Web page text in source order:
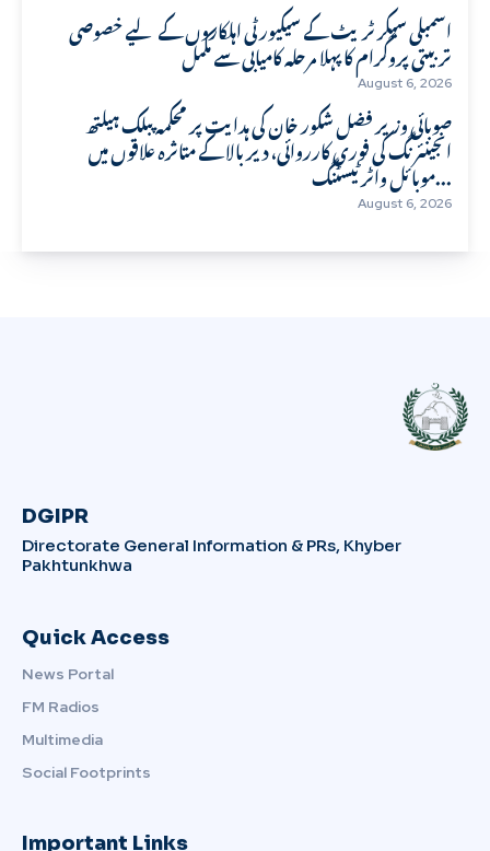
اسمبلی سیکرٹریٹ کے سیکیورٹی اہلکاروں کے لیے خصوصی
تربیتی پروگرام کا پہلا مرحلہ کامیابی سے مکمل
August 6, 2026
صوبائی وزیر فضل شکور خان کی ہدایت پر محکمہ پبلک ہیلتھ
انجینئرنگ کی فوری کارروائی، دیر بالا کے متاثرہ علاقوں میں
موبائل واٹر ٹیسٹنگ...
August 6, 2026
DGIPR
Directorate General Information & PRs, Khyber
Pakhtunkhwa
Quick Access
News Portal
FM Radios
Multimedia
Social Footprints
Important Links